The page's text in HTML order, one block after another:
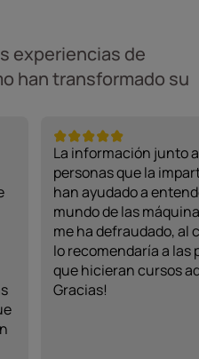
experiencias de
han transformado su
La información junto
personas que la
han ayudado a
mundo de las
me ha defraudado, al
lo recomendaría a las
que hicieran cursos
Gracias!